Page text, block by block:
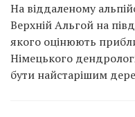
На віддаленому
Верхній Альгой на
якого оцінюють
Німецького
бути найстарішим